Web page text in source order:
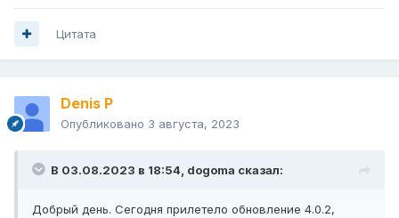
Цитата
Denis P
Опубликовано 3 августа, 2023
В 03.08.2023 в 18:54, dogoma сказал:
Добрый день. Сегодня прилетело обновление 4.0.2,